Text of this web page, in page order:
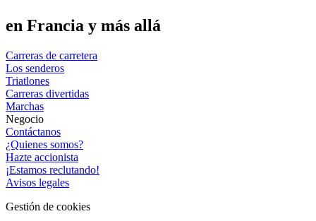
en Francia y más allá
Carreras de carretera
Los senderos
Triatlones
Carreras divertidas
Marchas
Negocio
Contáctanos
¿Quienes somos?
Hazte accionista
¡Estamos reclutando!
Avisos legales
Gestión de cookies